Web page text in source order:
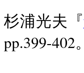
杉浦光夫『
pp.399-402。